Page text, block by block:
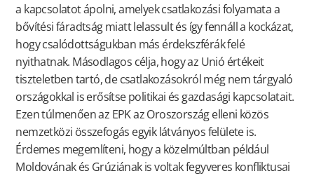
a kapcsolatot ápolni, amelyek csatlakozási folyamata a
bővítési fáradtság miatt lelassult és így fennáll a kockázat,
hogy csalódottságukban más érdekszférák felé
nyithatnak. Másodlagos célja, hogy az Unió értékeit
tiszteletben tartó, de csatlakozásokról még nem tárgyaló
országokkal is erősítse politikai és gazdasági kapcsolatait.
Ezen túlmenően az EPK az Oroszország elleni közös
nemzetközi összefogás egyik látványos felülete is.
Érdemes megemlíteni, hogy a közelmúltban például
Moldovának és Grúziának is voltak fegyveres konfliktusai